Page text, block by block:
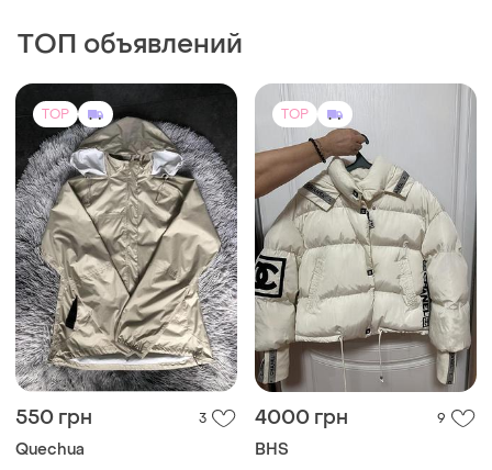
TOP
10000 грн 0
Нова дублянка бренду
ХS
6000 грн 31
7500 грн -20%
Тренч ganni
S